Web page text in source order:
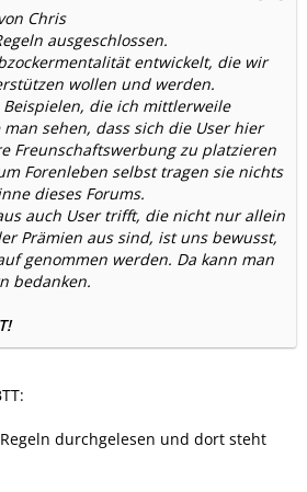
Chris
ausgeschlossen.
entwickelt, die wir
wollen und werden.
die ich mittlerweile
sehen, dass sich die User hier
Freunschaftswerbung zu platzieren
Forenleben selbst tragen sie nichts
dieses Forums.
auch User trifft, die nicht nur allein
Prämien aus sind, ist uns bewusst,
genommen werden. Da kann man
bedanken.
durchgelesen und dort steht